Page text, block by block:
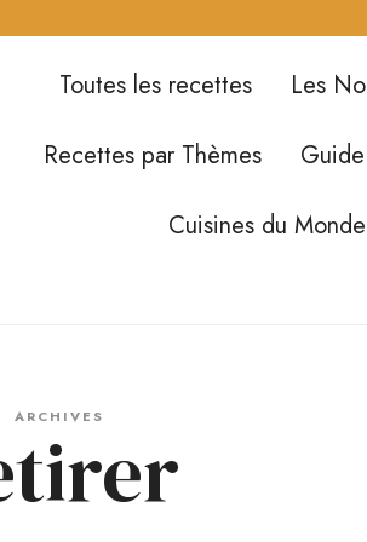
Toutes les recettes Les
Recettes par Thèmes
Cuisines du Monde
ARCHIVES